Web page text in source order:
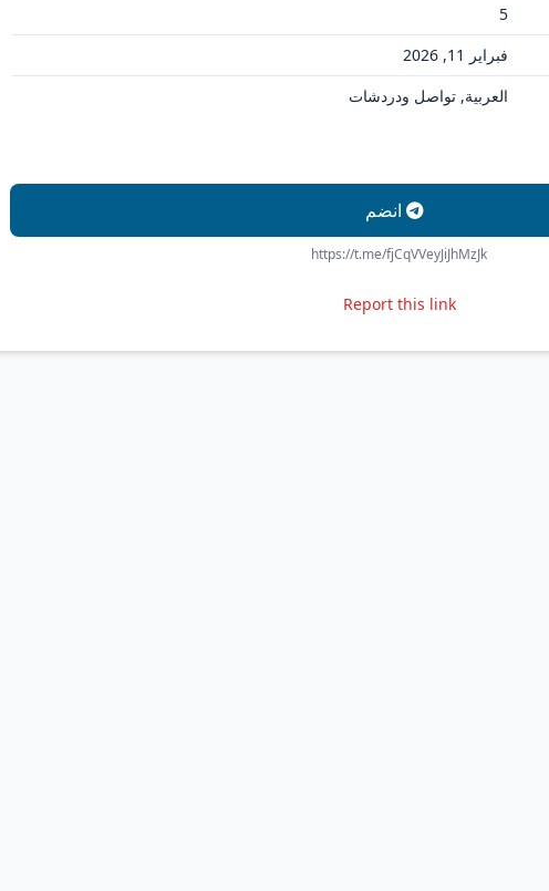
5
فبراير 11, 2026
العربية, تواصل ودردشات
انضم
https://t.me/fjCqVVeyJiJhMzJk
Report this link